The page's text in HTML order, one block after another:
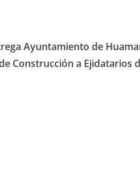
Ayuntamiento de
Construcción a Ejidatarios